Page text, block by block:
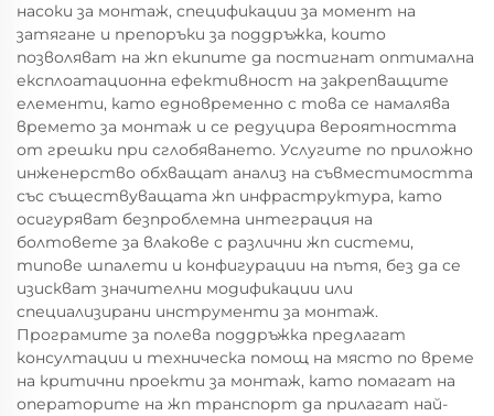
насоки за монтаж, спецификации за момент на
затягане и препоръки за поддръжка, които
позволяват на жп екипите да постигнат оптимална
експлоатационна ефективност на закрепващите
елементи, като едновременно с това се намалява
времето за монтаж и се редуцира вероятността
от грешки при сглобяването. Услугите по приложно
инженерство обхващат анализ на съвместимостта
със съществуващата жп инфраструктура, като
осигуряват безпроблемна интеграция на
болтовете за влакове с различни жп системи,
типове шпалети и конфигурации на пътя, без да се
изискват значителни модификации или
специализирани инструменти за монтаж.
Програмите за полева поддръжка предлагат
консултации и техническа помощ на място по време
на критични проекти за монтаж, като помагат на
операторите на жп транспорт да прилагат най-